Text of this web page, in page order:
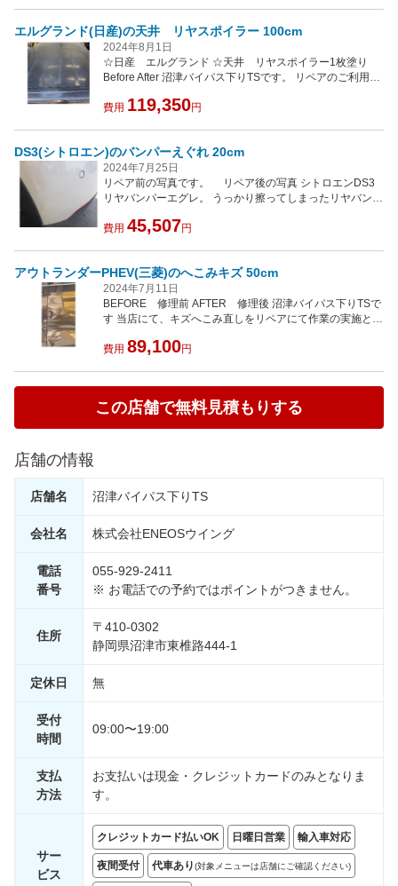
にお任せください。 お見積もり無料サービス実施中！ お
待ち頂いてるお時間で近隣のららぽーと沼津などでお買い
物をされても構いません。 修理期間中の代車を貸し出し無
料にてまいりますのでご安心ください。 当店は、自社工場
してもご安心下さい。
エルグランド(日産)の天井 リヤスポイラー 100cm
2024年8月1日
☆日産 エルグランド ☆天井 リヤスポイラー1枚塗り
Before After 沼津バイパス下りTSです。 リペアのご利用あ
色褪せてしまったお車の塗装を1枚塗りをし、綺麗にする
アになります。 新車時に近い塗装に戻りお客様も大満足し
てお喜びでした。 少しでもお客様のご希望に添えた事がス
タッフ一同嬉しく思います。 またのご来店心よりお待ちし
てます。 気になるキズ、ヘコミは沼津バイパス下りTSへ
銀，目の前にあるららぽーと沼津へお買い物することも可
費用 119,350円
DS3(シトロエン)のバンパーえぐれ 20cm
2024年7月25日
リペア前の写真です。 リペア後の写真 シトロエンDS3
リヤバンパーエグレ。 うっかり擦ってしまったリヤバンパ
をすることができます。 当店でのリペアは、キレイに直す
の半額のご予算で直すことが可能です。 気になるキズやへ
こみがあるならお見積もりは無料で発行可能ですのでお気
軽にご相談下さい。 当店では、現在リペア割引15%OFF実
施中です。
費用 45,507円
アウトランダーPHEV(三菱)のへこみキズ 50cm
2024年7月11日
BEFORE 修理前 AFTER 修理後 沼津バイパス下りTSで
す 当店にて、キズへこみ直しをリペアにて作業の実施と、
た。 ●修理箇所 左のドアのフロントからリヤにかけての
安く直すことが出来るのです。 写真の画像を見てわかる通
中！！！ 通常価格から15％OFF ！！！ お見積りは無料
す。 お気軽にご相談ください。
費用 89,100円
この店舗で無料見積もりする
店舗の情報
店舗名 沼津バイパス下りTS
会社名 株式会社ENEOSウイング
電話
番号
055-929-2411
※ お電話での予約ではポイントがつきません。
住所
〒410-0302
静岡県沼津市東椎路444-1
定休日 無
受付
時間
09:00〜19:00
支払
方法
お支払いは現金・クレジットカードのみとなりま
す。
サー
ビス
クレジットカード払いOK 日曜日営業 輸入車対応
夜間受付 代車あり(対象メニューは店舗にご確認ください)